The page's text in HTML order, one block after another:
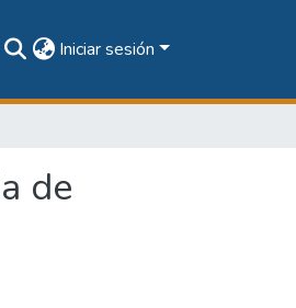
Iniciar sesión
de